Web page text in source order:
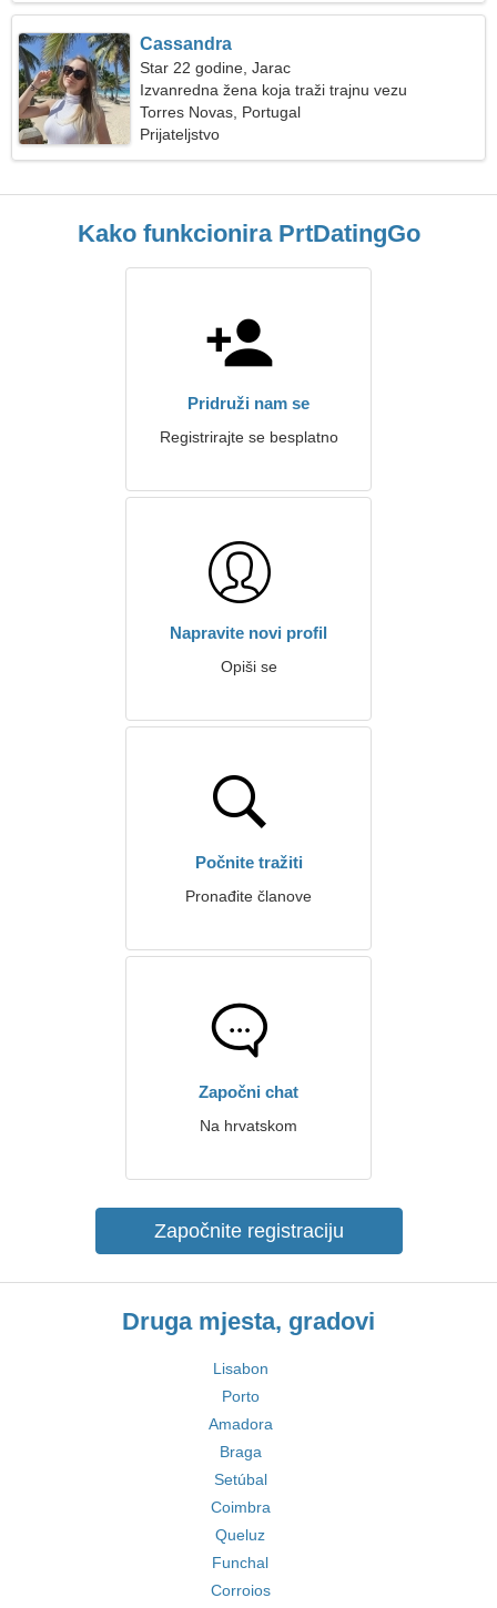
Cassandra
Star 22 godine, Jarac
Izvanredna žena koja traži trajnu vezu
Torres Novas, Portugal
Prijateljstvo
Kako funkcionira PrtDatingGo
Pridruži nam se
Registrirajte se besplatno
Napravite novi profil
Opiši se
Počnite tražiti
Pronađite članove
Započni chat
Na hrvatskom
Započnite registraciju
Druga mjesta, gradovi
Lisabon
Porto
Amadora
Braga
Setúbal
Coimbra
Queluz
Funchal
Corroios